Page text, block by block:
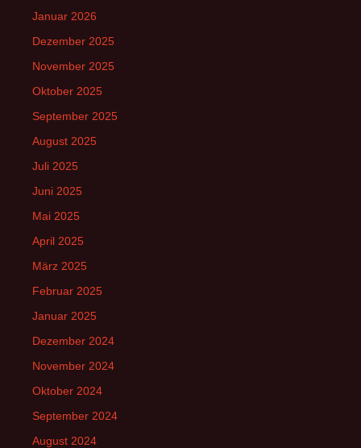
Januar 2026
Dezember 2025
November 2025
Oktober 2025
September 2025
August 2025
Juli 2025
Juni 2025
Mai 2025
April 2025
März 2025
Februar 2025
Januar 2025
Dezember 2024
November 2024
Oktober 2024
September 2024
August 2024